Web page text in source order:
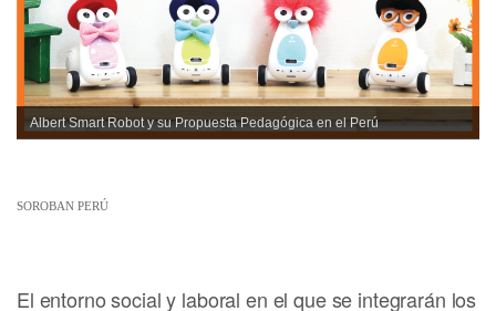
Albert Smart Robot y su Propuesta Pedagógica en el Perú
SOROBAN PERÚ
El entorno social y laboral en el que se integrarán los